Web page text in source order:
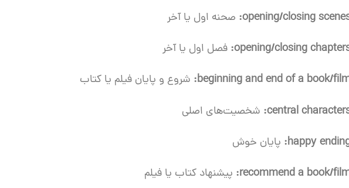
opening/closing صحنه اول یا آخر
opening/closing فصل اول یا آخر
beginning and end of a book/ شروع و پایان فیلم یا کتاب
central شخصیت‌های اصلی
happy پایان خوش
recommend a book/ پیشنهاد کتاب یا فیلم